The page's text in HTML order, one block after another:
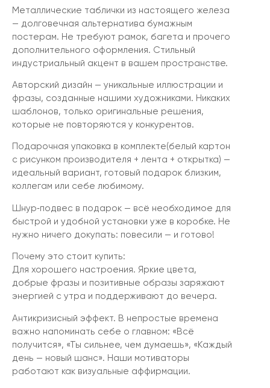
Металлические таблички из настоящего железа
— долговечная альтернатива бумажным
постерам. Не требуют рамок, багета и прочего
дополнительного оформления. Стильный
индустриальный акцент в вашем пространстве.
Авторский дизайн — уникальные иллюстрации и
фразы, созданные нашими художниками. Никаких
шаблонов, только оригинальные решения,
которые не повторяются у конкурентов.
Подарочная упаковка в комплекте(белый картон
с рисунком производителя + лента + открытка) —
идеальный вариант, готовый подарок близким,
коллегам или себе любимому.
Шнур‑подвес в подарок — всё необходимое для
быстрой и удобной установки уже в коробке. Не
нужно ничего докупать: повесили — и готово!
Почему это стоит купить:
Для хорошего настроения. Яркие цвета,
добрые фразы и позитивные образы заряжают
энергией с утра и поддерживают до вечера.
Антикризисный эффект. В непростые времена
важно напоминать себе о главном: «Всё
получится», «Ты сильнее, чем думаешь», «Каждый
день — новый шанс». Наши мотиваторы
работают как визуальные аффирмации.